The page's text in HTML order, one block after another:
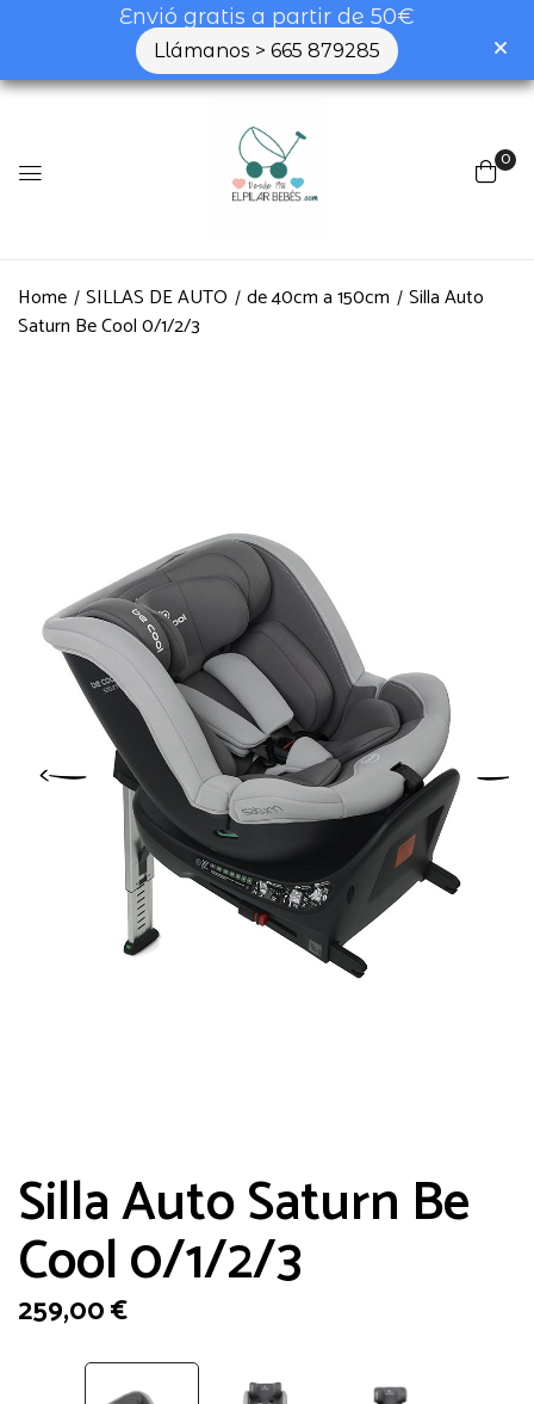
Envió gratis a partir de 50€
Llámanos > 665 879285
0
Home SILLAS DE AUTO de 40cm a 150cm
Silla Auto
Saturn Be Cool 0/1/2/3
Silla Auto Saturn Be
Cool 0/1/2/3
259,00€